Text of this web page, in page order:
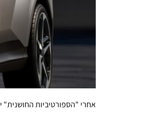
אחרי "הספורטיביות החושנית"